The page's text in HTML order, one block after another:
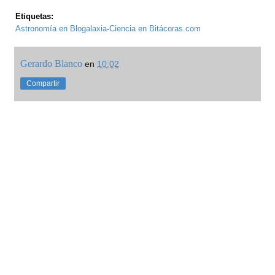
Etiquetas:
Astronomía en Blogalaxia-Ciencia en Bitácoras.com
Gerardo Blanco en 10:02
Compartir